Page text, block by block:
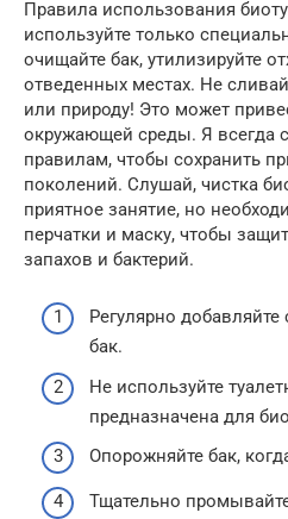
Правила использования
используйте только
очищайте бак, утилизируйте
отведенных местах. Не
или природу! Это может
окружающей среды. Я всегда
правилам, чтобы сохранить
поколений. Слушай, чистка
приятное занятие, но
перчатки и маску, чтобы
запахов и бактерий.
Регулярно
бак.
Не используйте
предназначена для
Опорожняйте бак,
Тщательно